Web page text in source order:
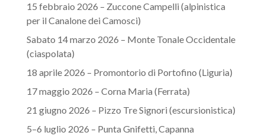
15 febbraio 2026 – Zuccone Campelli (alpinistica
per il Canalone dei Camosci)
Sabato 14 marzo 2026 – Monte Tonale Occidentale
(ciaspolata)
18 aprile 2026 – Promontorio di Portofino (Liguria)
17 maggio 2026 – Corna Maria (Ferrata)
21 giugno 2026 – Pizzo Tre Signori (escursionistica)
5–6 luglio 2026 – Punta Gnifetti, Capanna